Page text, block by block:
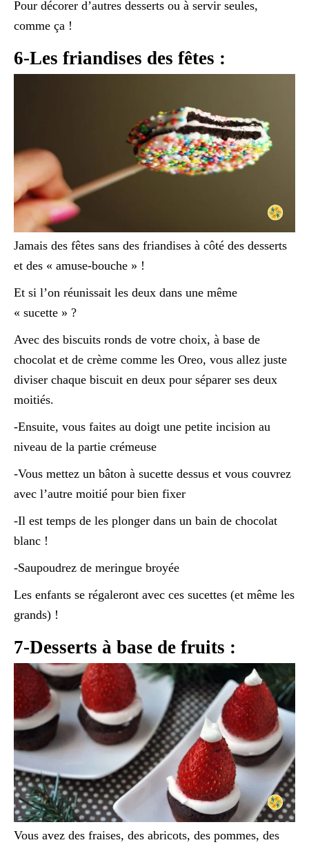
Pour décorer d’autres desserts ou à servir seules,
comme ça !
6-Les friandises des fêtes :
Jamais des fêtes sans des friandises à côté des desserts
et des « amuse-bouche » !
Et si l’on réunissait les deux dans une même
« sucette » ?
Avec des biscuits ronds de votre choix, à base de
chocolat et de crème comme les Oreo, vous allez juste
diviser chaque biscuit en deux pour séparer ses deux
moitiés.
-Ensuite, vous faites au doigt une petite incision au
niveau de la partie crémeuse
-Vous mettez un bâton à sucette dessus et vous couvrez
avec l’autre moitié pour bien fixer
-Il est temps de les plonger dans un bain de chocolat
blanc !
-Saupoudrez de meringue broyée
Les enfants se régaleront avec ces sucettes (et même les
grands) !
7-Desserts à base de fruits :
Vous avez des fraises, des abricots, des pommes, des